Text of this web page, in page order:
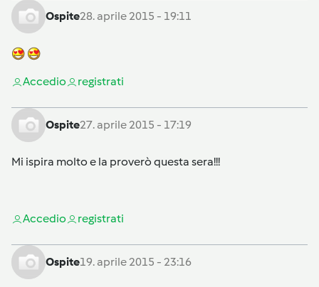
Ospite28. aprile 2015 - 19:11
Accedio registrati
Ospite27. aprile 2015 - 17:19
Mi ispira molto e la proverò questa sera!!!
Accedio registrati
Ospite19. aprile 2015 - 23:16